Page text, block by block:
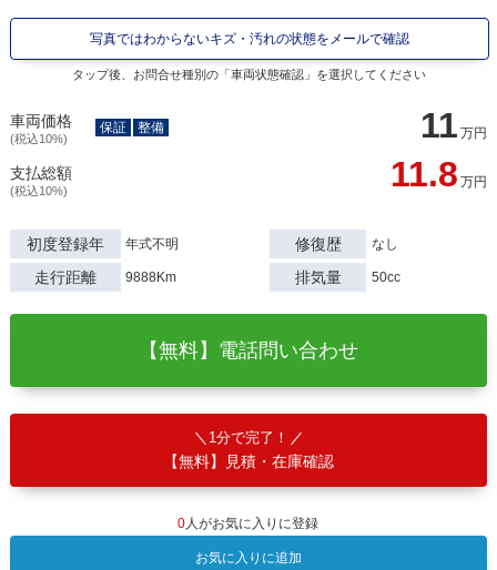
写真ではわからないキズ・汚れの状態をメールで確認
タップ後、お問合せ種別の「車両状態確認」を選択してください
車両価格
(税込10%) 11 万円
保証 整備
支払総額
(税込10%) 11.8 万円
初度登録年 年式不明 修復歴 なし
走行距離 9888Km 排気量 50cc
【無料】電話問い合わせ
1分で完了！
【無料】見積・在庫確認
0人がお気に入りに登録
お気に入りに追加